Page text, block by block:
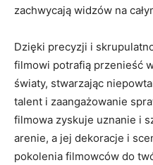
zachwycają widzów ⁣na
Dzięki precyzji i
filmowi potrafią⁣ przenieść
światy, stwarzając‍
talent i zaangażowanie
filmowa zyskuje uznanie i
arenie, a⁤ jej dekoracje i⁢
pokolenia filmowców do